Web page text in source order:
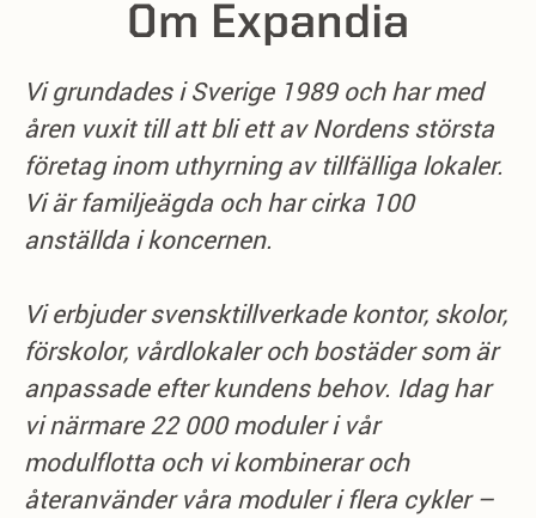
Om Expandia
Vi grundades i Sverige 1989 och har med
åren vuxit till att bli ett av Nordens största
företag inom uthyrning av tillfälliga lokaler.
Vi är familjeägda och har cirka 100
anställda i koncernen.
Vi erbjuder svensktillverkade kontor, skolor,
förskolor, vårdlokaler och bostäder som är
anpassade efter kundens behov. Idag har
vi närmare 22 000 moduler i vår
modulflotta och vi kombinerar och
återanvänder våra moduler i flera cykler –